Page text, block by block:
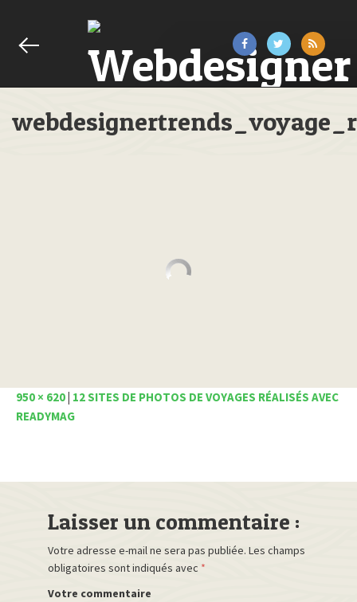
950 × 620| 12 SITES DE PHOTOS DE VOYAGES RÉALISÉS AVEC
READYMAG
Laisser un commentaire :
Votre adresse e-mail ne sera pas publiée. Les champs
obligatoires sont indiqués avec *
Votre commentaire